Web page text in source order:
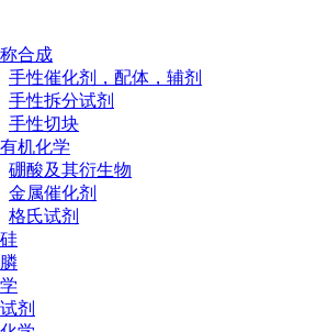
合成
手性催化剂，配体，辅剂
手性拆分试剂
手性切块
机化学
硼酸及其衍生物
金属催化剂
格氏试剂
剂